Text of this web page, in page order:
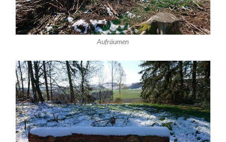
Aufräumen